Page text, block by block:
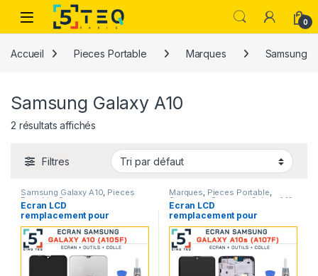
Passer à la navigation
Aller au contenu
0
Accueil Pieces Portable Marques Samsung
Samsung Galaxy A10
2 résultats affichés
Filtres
Samsung Galaxy A10, Pieces
Portable ,Samsung
Ecran LCD
remplacement pour
Samsung Galaxy A10
SM-A105F FN Noir +Kit
Marques, Pieces Portable,
Samsung,Samsung Galaxy A10
Ecran LCD
remplacement pour
Samsung Galaxy A10s
SM-A107F FN Noir avec
Kit